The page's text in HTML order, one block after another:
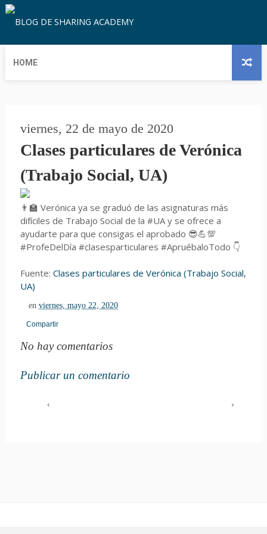
HOME
viernes, 22 de mayo de 2020
Clases particulares de Verónica
(Trabajo Social, UA)
👨‍🏫 Verónica ya se graduó de las asignaturas más
difíciles de Trabajo Social de la #UA y se ofrece a
ayudarte para que consigas el aprobado 😎💪💯
#ProfeDelDía #clasesparticulares #ApruébaloTodo 👇
Fuente: Clases particulares de Verónica (Trabajo Social,
UA)
enviernes, mayo 22, 2020
Compartir
No hay comentarios
Publicar un comentario
‹ ›